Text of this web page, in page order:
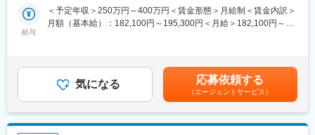
の「互助会システム」の提案営業の社員を新たに募集しておりま
す！
えて、会費を積み立てていく経済産業省許可事業です。わずかな
月々の掛金を一定期間払うことにより、経済的に「結婚式」や
「お葬式」などを行うことができます。継続的な顧客獲得が可能
■業務内容：
給与
＜予定年収＞250万円～400万円＜賃金形態＞月給制＜賃金内訳＞
月額（基本給）：182,100円～195,300円＜月給＞182,100円～
であり、選考を通じて上下する可能性があります。月給(月額)は固
定手当を含めた表記です。
気になる 応募依頼する
（エージェントサービス）